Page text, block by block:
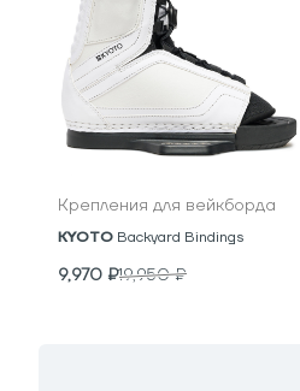
Крепления для вейкборда
KYOTO Backyard Bindings
9,970 ₽19,950₽